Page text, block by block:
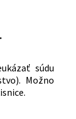
súdu
Možno